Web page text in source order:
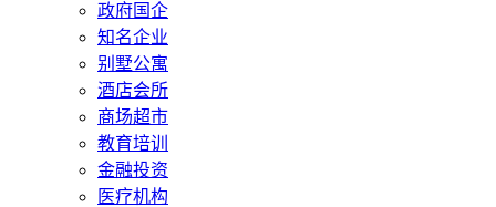
政府国企
知名企业
别墅公寓
酒店会所
商场超市
教育培训
金融投资
医疗机构